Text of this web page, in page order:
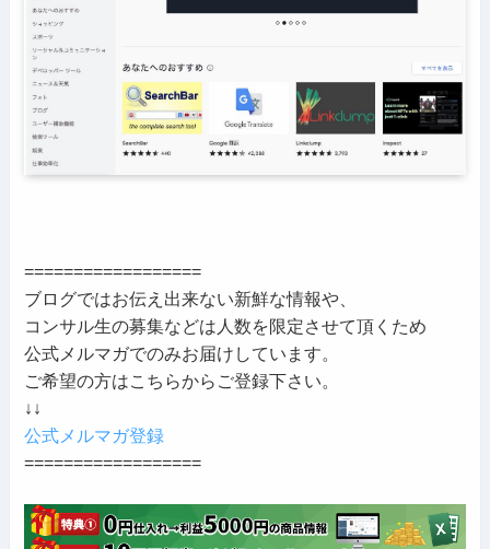
==================
ブログではお伝え出来ない新鮮な情報や、
コンサル生の募集などは人数を限定させて頂くため
公式メルマガでのみお届けしています。
ご希望の方はこちらからご登録下さい。
↓↓
公式メルマガ登録
==================